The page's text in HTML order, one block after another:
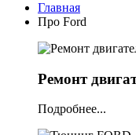
Главная
Про Ford
Ремонт
Подробнее...